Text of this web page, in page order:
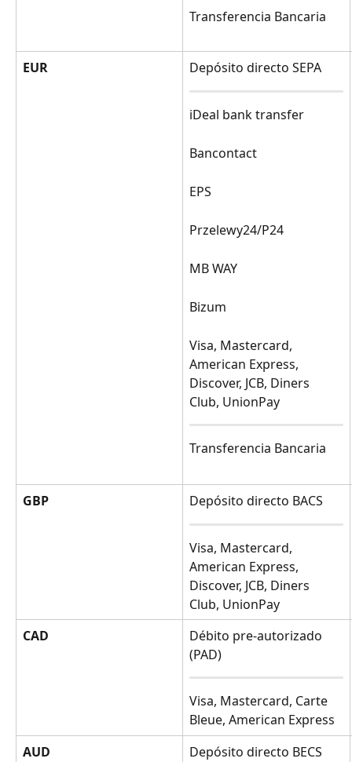
Transferencia Bancaria
EUR Depósito directo SEPA
iDeal bank transfer
Bancontact
EPS
Przelewy24/P24
MB WAY
Bizum
Visa, Mastercard,
American Express,
Discover, JCB, Diners
Club, UnionPay
Transferencia Bancaria
GBP Depósito directo BACS
Visa, Mastercard,
American Express,
Discover, JCB, Diners
Club, UnionPay
CAD
Débito pre-autorizado
(PAD)
Visa, Mastercard, Carte
Bleue, American Express
AUD
Depósito directo BECS